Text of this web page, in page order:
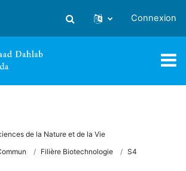
Activer/désactiver la saisie
Connexion
de la Nature et de la Vie
Filière Biotechnologie S4